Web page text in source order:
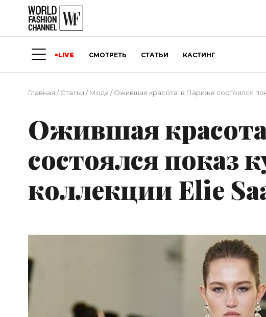
LIVE СМОТРЕТЬ СТАТЬИ КАСТИНГ
Главная /Статьи /Мода /Ожившая красота: в Париже состоялся
Ожившая
состоялся показ
коллекции Elie